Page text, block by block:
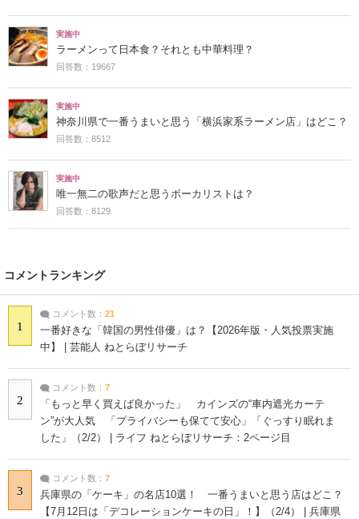
実施中
ラーメンって日本食？それとも中華料理？
回答数：19667
実施中
神奈川県で一番うまいと思う「横浜家系ラーメン店」はどこ？
回答数：8512
実施中
唯一無二の歌声だと思うボーカリストは？
回答数：8129
コメントランキング
1
コメント数： 21
一番好きな「韓国の男性俳優」は？【2026年版・人気投票実施
中】 | 芸能人 ねとらぼリサーチ
2
コメント数： 7
「もっと早く買えば良かった」 カインズの“車内遮光カーテ
ン”が大人気 「プライバシーも保てて安心」「ぐっすり眠れま
した」（2/2） | ライフ ねとらぼリサーチ：2ページ目
3
コメント数： 7
兵庫県の「ケーキ」の名店10選！ 一番うまいと思う店はどこ？
【7月12日は「デコレーションケーキの日」！】（2/4） | 兵庫県